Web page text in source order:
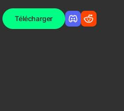
Télécharger